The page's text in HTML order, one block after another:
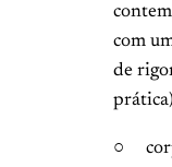
com
de
○